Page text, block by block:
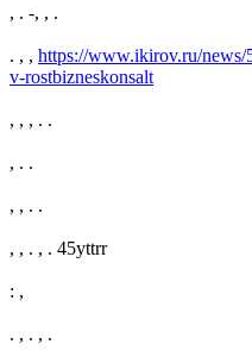
, . -, , .
. , , https://www.ikirov.ru/news/
v-rostbizneskonsalt
, , , . .
, . .
, , . .
, , . , . 45yttrr
: ,
. , . , .